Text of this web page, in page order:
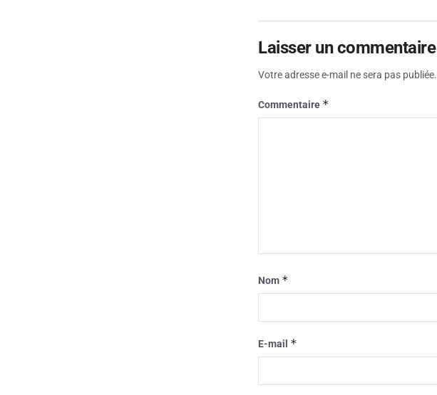
Laisser un commentaire
Votre adresse e-mail ne sera pas publiée.
Commentaire *
Nom *
E-mail *